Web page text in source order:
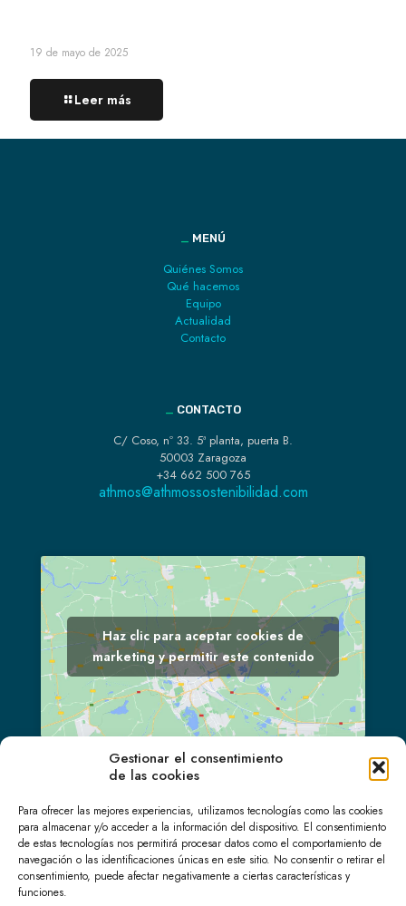
Gestionar el consentimiento
de las cookies
Para ofrecer las mejores experiencias, utilizamos tecnologías como las cookies
para almacenar y/o acceder a la información del dispositivo. El consentimiento
de estas tecnologías nos permitirá procesar datos como el comportamiento de
navegación o las identificaciones únicas en este sitio. No consentir o retirar el
consentimiento, puede afectar negativamente a ciertas características y
funciones.
19 de mayo de 2025
Leer más
MENÚ
Quiénes Somos
Qué hacemos
Equipo
Actualidad
Contacto
CONTACTO
C/ Coso, nº 33. 5ª planta, puerta B.
50003 Zaragoza
+34 662 500 765
athmos@athmossostenibilidad.com
Haz clic para aceptar cookies de
marketing y permitir este contenido
LinkedIn